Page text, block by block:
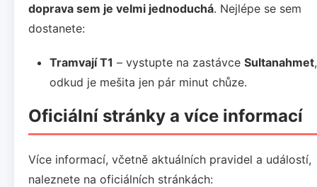
doprava sem je velmi jednoduchá. Nejlépe se sem
dostanete:
Tramvají T1 – vystupte na zastávce Sultanahmet,
odkud je mešita jen pár minut chůze.
Oficiální stránky a více informací
Více informací, včetně aktuálních pravidel a událostí,
naleznete na oficiálních stránkách: